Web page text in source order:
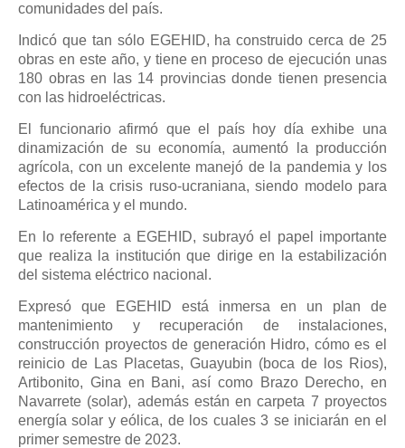
comunidades del país.
Indicó que tan sólo EGEHID, ha construido cerca de 25
obras en este año, y tiene en proceso de ejecución unas
180 obras en las 14 provincias donde tienen presencia
con las hidroeléctricas.
El funcionario afirmó que el país hoy día exhibe una
dinamización de su economía, aumentó la producción
agrícola, con un excelente manejó de la pandemia y los
efectos de la crisis ruso-ucraniana, siendo modelo para
Latinoamérica y el mundo.
En lo referente a EGEHID, subrayó el papel importante
que realiza la institución que dirige en la estabilización
del sistema eléctrico nacional.
Expresó que EGEHID está inmersa en un plan de
mantenimiento y recuperación de instalaciones,
construcción proyectos de generación Hidro, cómo es el
reinicio de Las Placetas, Guayubin (boca de los Rios),
Artibonito, Gina en Bani, así como Brazo Derecho, en
Navarrete (solar), además están en carpeta 7 proyectos
energía solar y eólica, de los cuales 3 se iniciarán en el
primer semestre de 2023.